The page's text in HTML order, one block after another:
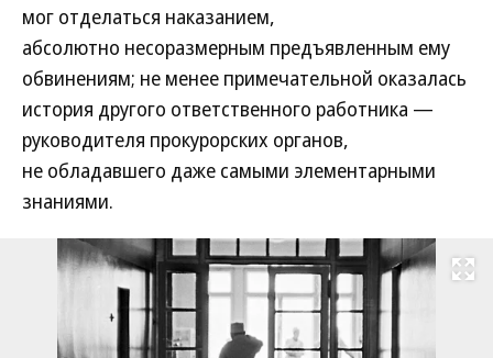
мог отделаться наказанием,
абсолютно несоразмерным предъявленным ему
обвинениям; не менее примечательной оказалась
история другого ответственного работника —
руководителя прокурорских органов,
не обладавшего даже самыми элементарными
знаниями.
Развернуть